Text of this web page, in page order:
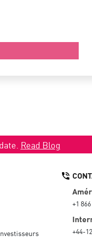
Read Blog
+1
+44-